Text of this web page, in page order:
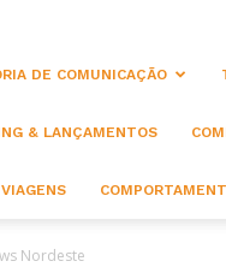
DE COMUNICAÇÃO
& LANÇAMENTOS
Nordeste